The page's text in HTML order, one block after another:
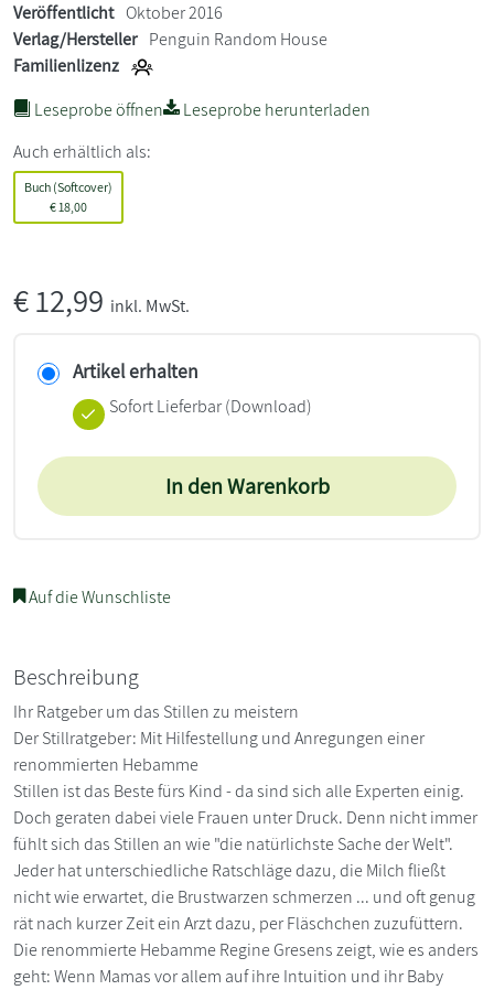
Veröffentlicht Oktober 2016
Verlag/Hersteller Penguin Random House
Familienlizenz
Leseprobe öffnen
Leseprobe herunterladen
Auch erhältlich als:
Buch (Softcover)
€18,00
€12,99 inkl. MwSt.
Artikel erhalten
Sofort Lieferbar (Download)
In den Warenkorb
Auf die Wunschliste
Beschreibung
Ihr Ratgeber um das Stillen zu meistern
Der Stillratgeber: Mit Hilfestellung und Anregungen einer
renommierten Hebamme
Stillen ist das Beste fürs Kind - da sind sich alle Experten einig.
Doch geraten dabei viele Frauen unter Druck. Denn nicht immer
fühlt sich das Stillen an wie "die natürlichste Sache der Welt".
Jeder hat unterschiedliche Ratschläge dazu, die Milch fließt
nicht wie erwartet, die Brustwarzen schmerzen ... und oft genug
rät nach kurzer Zeit ein Arzt dazu, per Fläschchen zuzufüttern.
Die renommierte Hebamme Regine Gresens zeigt, wie es anders
geht: Wenn Mamas vor allem auf ihre Intuition und ihr Baby